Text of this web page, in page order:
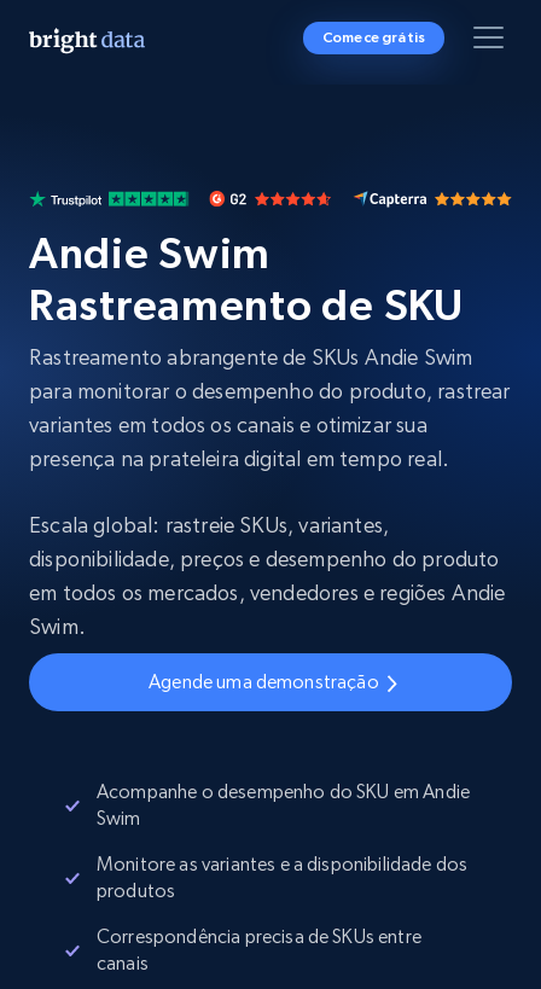
Comece grátis
Andie Swim
Rastreamento de SKU
Rastreamento abrangente de SKUs Andie Swim
para monitorar o desempenho do produto, rastrear
variantes em todos os canais e otimizar sua
presença na prateleira digital em tempo real.
Escala global: rastreie SKUs, variantes,
disponibilidade, preços e desempenho do produto
em todos os mercados, vendedores e regiões Andie
Swim.
Agende uma demonstração
Acompanhe o desempenho do SKU em Andie
Swim
Monitore as variantes e a disponibilidade dos
produtos
Correspondência precisa de SKUs entre
canais